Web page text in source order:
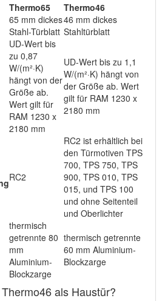
Thermo65
Thermo46
65 mm dickes
Stahl-Türblatt
46 mm dickes
Stahltürblatt
UD-Wert bis
zu 0,87
W/(m²·K)
hängt von der
Größe ab.
Wert gilt für
RAM 1230 x
2180 mm
UD-Wert bis zu 1,1
W/(m²·K) hängt von
der Größe ab. Wert
gilt für RAM 1230 x
2180 mm
RC2
RC2 ist erhältlich bei
den Türmotiven TPS
700, TPS 750, TPS
900, TPS 010, TPS
015, und TPS 100
und ohne Seitenteil
und Oberlichter
thermisch
getrennte 80
mm
Aluminium-
Blockzarge
thermisch getrennte
60 mm Aluminium-
Blockzarge
als Haustür?